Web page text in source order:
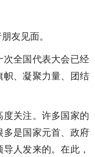
友见面。
全国代表大会已经
帜、凝聚力量、团结
关注。许多国家的
多是国家元首、政府
人发来的。在此，